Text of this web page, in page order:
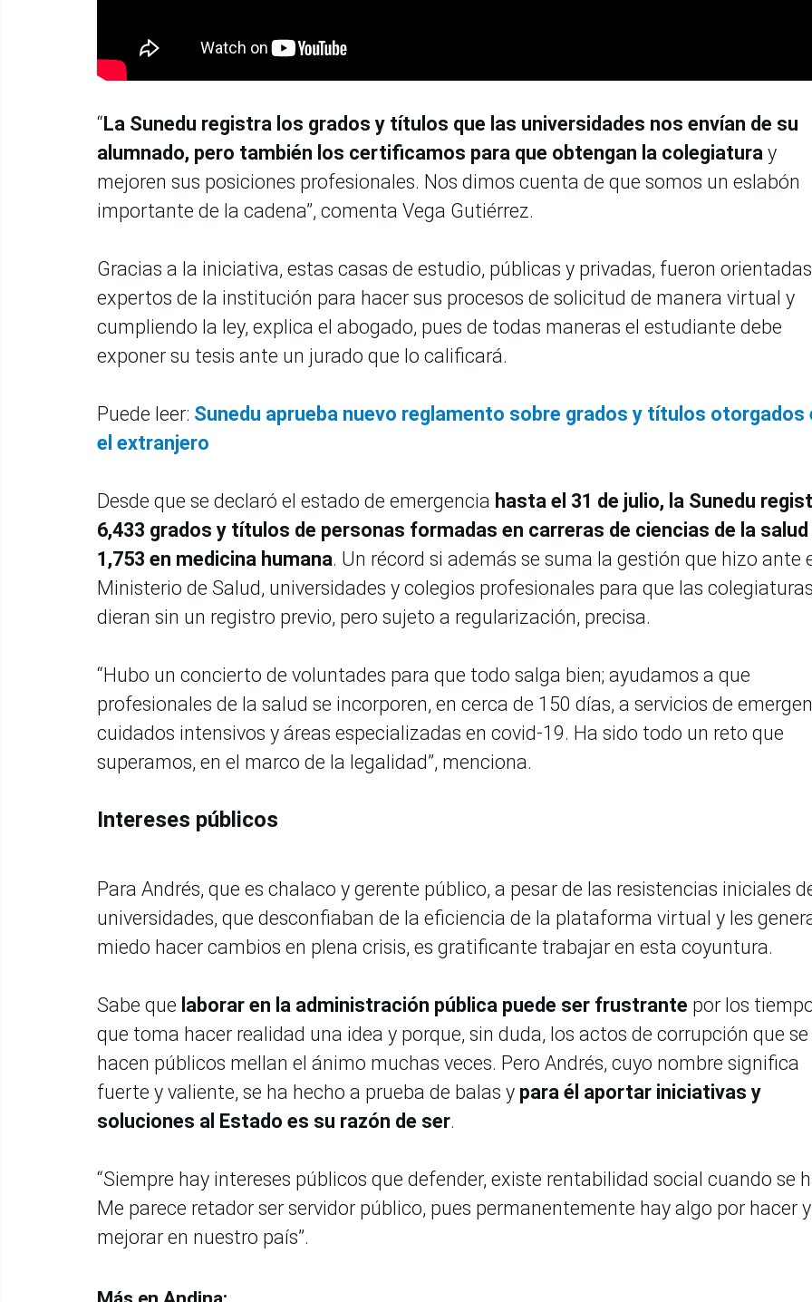
“La Sunedu registra los grados y títulos que las universidades nos envían de su
alumnado, pero también los certificamos para que obtengan la colegiatura y
mejoren sus posiciones profesionales. Nos dimos cuenta de que somos un eslabón
importante de la cadena”, comenta Vega Gutiérrez.
Gracias a la iniciativa, estas casas de estudio, públicas y privadas, fueron
expertos de la institución para hacer sus procesos de solicitud de manera virtual y
cumpliendo la ley, explica el abogado, pues de todas maneras el estudiante debe
exponer su tesis ante un jurado que lo calificará.
Puede leer: Sunedu aprueba nuevo reglamento sobre grados y títulos otorgados
el extranjero
Desde que se declaró el estado de emergencia hasta el 31 de julio, la Sunedu
6,433 grados y títulos de personas formadas en carreras de ciencias de la salud
1,753 en medicina humana. Un récord si además se suma la gestión que hizo ante
Ministerio de Salud, universidades y colegios profesionales para que las
dieran sin un registro previo, pero sujeto a regularización, precisa.
“Hubo un concierto de voluntades para que todo salga bien; ayudamos a que
profesionales de la salud se incorporen, en cerca de 150 días, a servicios de
cuidados intensivos y áreas especializadas en covid-19. Ha sido todo un reto que
superamos, en el marco de la legalidad”, menciona.
Intereses públicos
Para Andrés, que es chalaco y gerente público, a pesar de las resistencias iniciales
universidades, que desconfiaban de la eficiencia de la plataforma virtual y les
miedo hacer cambios en plena crisis, es gratificante trabajar en esta coyuntura.
Sabe que laborar en la administración pública puede ser frustrante por los
que toma hacer realidad una idea y porque, sin duda, los actos de corrupción que se
hacen públicos mellan el ánimo muchas veces. Pero Andrés, cuyo nombre significa
fuerte y valiente, se ha hecho a prueba de balas y para él aportar iniciativas y
soluciones al Estado es su razón de ser.
“Siempre hay intereses públicos que defender, existe rentabilidad social cuando se
Me parece retador ser servidor público, pues permanentemente hay algo por hacer y
mejorar en nuestro país”.